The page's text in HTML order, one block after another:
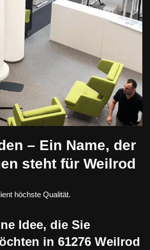
– Ein Name, der
steht für Weilrod
höchste Qualität.
Idee, die Sie
in 61276 Weilrod